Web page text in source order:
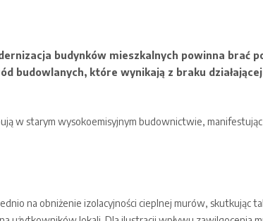
budynków mieszkalnych powinna brać
budowlanych, które wynikają z braku
w starym wysokoemisyjnym budownictwie,
na obniżenie izolacyjności cieplnej murów, skutkując